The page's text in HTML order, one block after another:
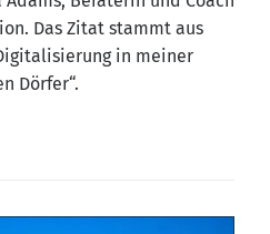
Das Zitat stammt aus
in mei­ner
Dörfer“.